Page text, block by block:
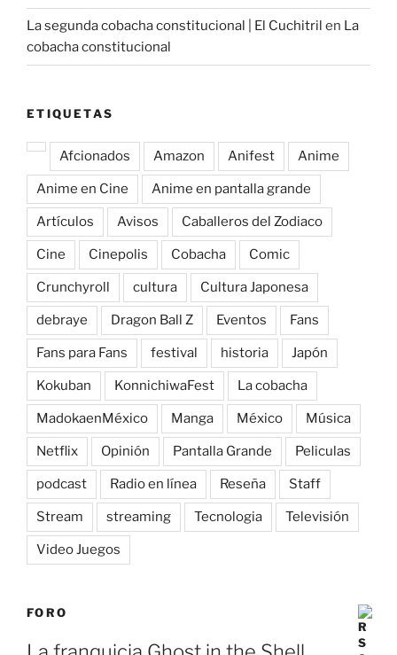
La segunda cobacha constitucional | El Cuchitril en La
cobacha constitucional
ETIQUETAS
Afcionados Amazon Anifest Anime
Anime en Cine Anime en pantalla grande
Artículos Avisos Caballeros del Zodiaco
Cine Cinepolis Cobacha Comic
Crunchyroll cultura Cultura Japonesa
debraye Dragon Ball Z Eventos Fans
Fans para Fans festival historia Japón
Kokuban KonnichiwaFest La cobacha
MadokaenMéxico Manga México Música
Netflix Opinión Pantalla Grande Peliculas
podcast Radio en línea Reseña Staff
Stream streaming Tecnologia Televisión
Video Juegos
FORO